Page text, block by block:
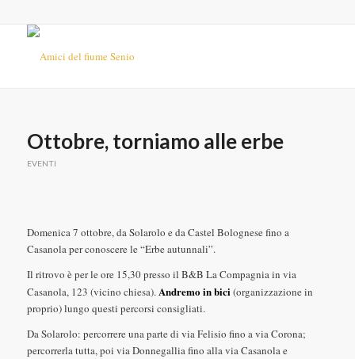
Ottobre, torniamo alle erbe
EVENTI
Domenica 7 ottobre, da Solarolo e da Castel Bolognese fino a
Casanola per conoscere le “Erbe autunnali”.
Il ritrovo è per le ore 15,30 presso il B&B La Compagnia in via
Casanola, 123 (vicino chiesa).Andremo in bici(organizzazione in
proprio) lungo questi percorsi consigliati.
Da Solarolo: percorrere una parte di via Felisio fino a via Corona;
percorrerla tutta, poi via Donnegallia fino alla via Casanola e